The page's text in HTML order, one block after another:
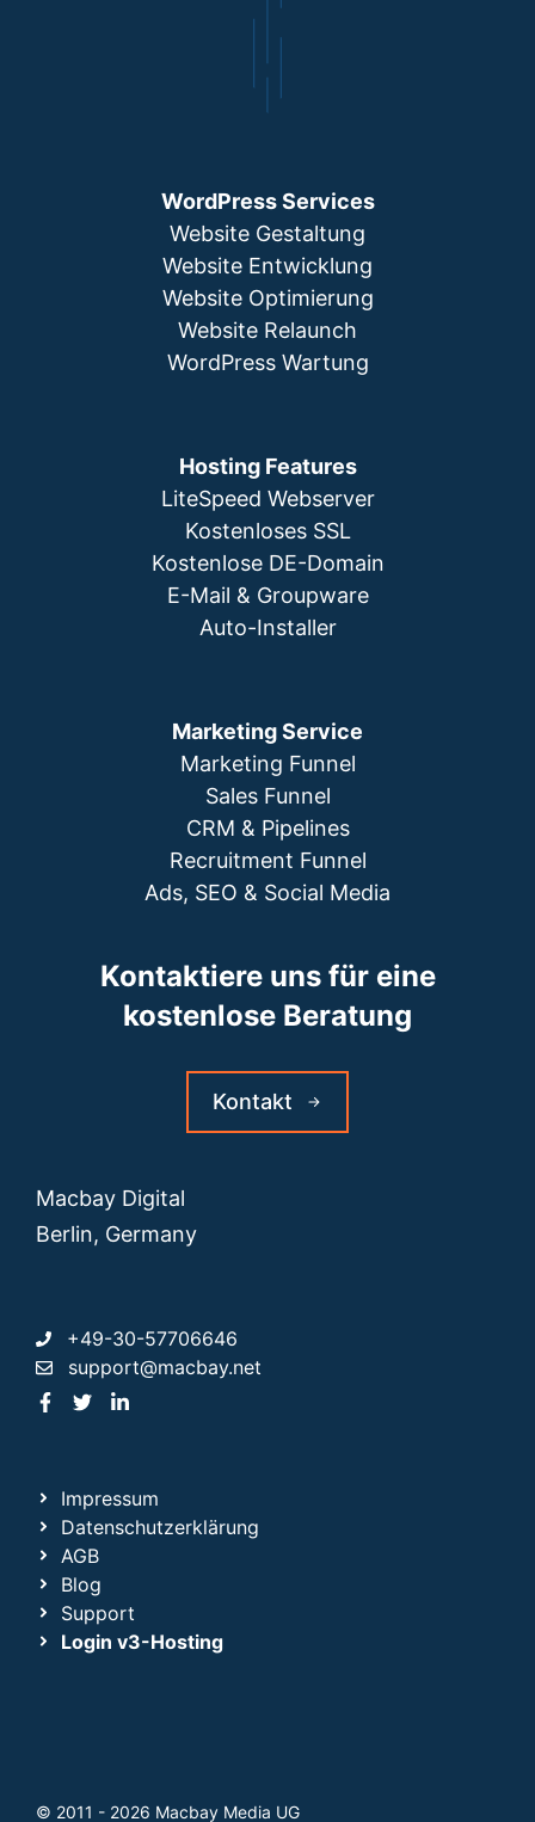
WordPress Services
Website Gestaltung
Website Entwicklung
Website Optimierung
Website Relaunch
WordPress Wartung
Hosting Features
LiteSpeed Webserver
Kostenloses SSL
Kostenlose DE-Domain
E-Mail & Groupware
Auto-Installer
Marketing Service
Marketing Funnel
Sales Funnel
CRM & Pipelines
Recruitment Funnel
Ads, SEO & Social Media
Kontaktiere uns für eine
kostenlose Beratung
Kontakt
Macbay Digital
Berlin, Germany
+49-30-57706646
support@macbay.net
Impressum
Datenschutzerklärung
AGB
Blog
Support
Login v3-Hosting
© 2011 - 2026 Macbay Media UG